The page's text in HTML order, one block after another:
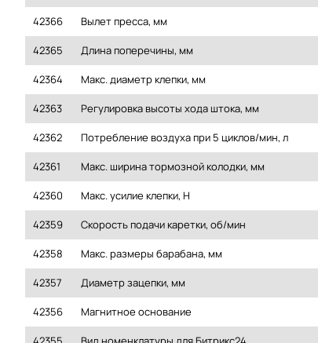
42366 Вылет пресса, мм
42365 Длина поперечины, мм
42364 Макс. диаметр клепки, мм
42363 Регулировка высоты хода штока, мм
42362 Потребление воздуха при 5 циклов/мин, л
42361 Макс. ширина тормозной колодки, мм
42360 Макс. усилие клепки, H
42359 Скорость подачи каретки, об/мин
42358 Макс. размеры барабана, мм
42357 Диаметр зацепки, мм
42356 Магнитное основание